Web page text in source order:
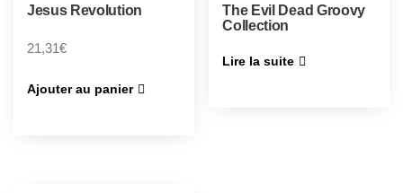
Jesus Revolution
21,31€
Ajouter au panier
The Evil Dead Groovy
Collection
Lire la suite